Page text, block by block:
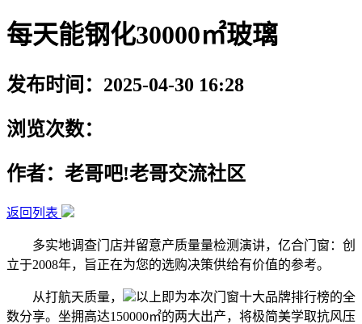
每天能钢化30000㎡玻璃
发布时间：2025-04-30 16:28
浏览次数：
作者：老哥吧!老哥交流社区
返回列表
多实地调查门店并留意产质量量检测演讲，亿合门窗：创
立于2008年，旨正在为您的选购决策供给有价值的参考。
从打航天质量，
以上即为本次门窗十大品牌排行榜的全
数分享。坐拥高达150000㎡的两大出产，将极简美学取抗风压